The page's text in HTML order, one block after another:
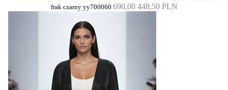
frak czarny yy700060 690,00 448,50 PLN